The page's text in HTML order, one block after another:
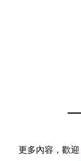
更多內容，歡迎